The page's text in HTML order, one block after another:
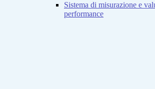
Sistema di misurazione e
performance